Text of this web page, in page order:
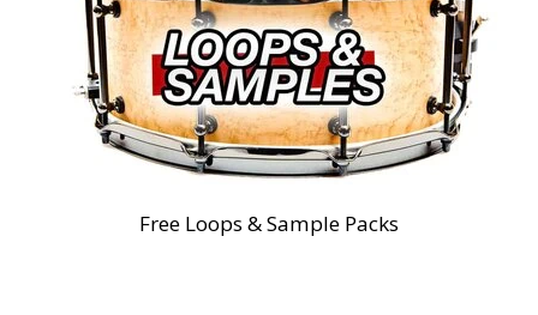
Free Loops & Sample Packs